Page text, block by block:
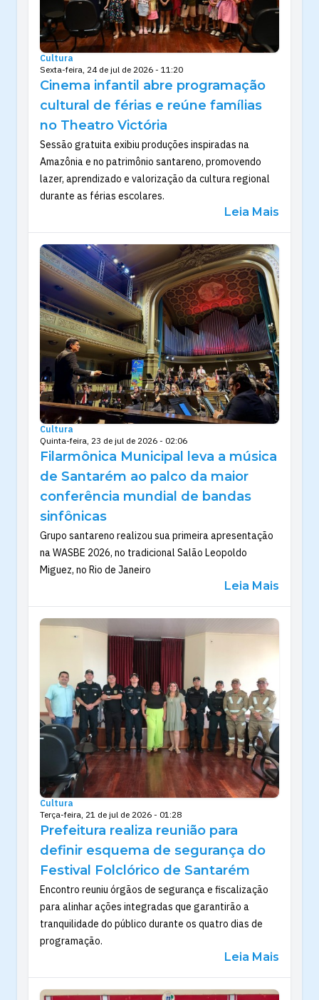
Cultura
Sexta-feira, 24 de jul de 2026 - 11:20
Cinema infantil abre programação
cultural de férias e reúne famílias
no Theatro Victória
Sessão gratuita exibiu produções inspiradas na
Amazônia e no patrimônio santareno, promovendo
lazer, aprendizado e valorização da cultura regional
durante as férias escolares.
Leia Mais
Cultura
Quinta-feira, 23 de jul de 2026 - 02:06
Filarmônica Municipal leva a música
de Santarém ao palco da maior
conferência mundial de bandas
sinfônicas
Grupo santareno realizou sua primeira apresentação
na WASBE 2026, no tradicional Salão Leopoldo
Miguez, no Rio de Janeiro
Leia Mais
Cultura
Terça-feira, 21 de jul de 2026 - 01:28
Prefeitura realiza reunião para
definir esquema de segurança do
Festival Folclórico de Santarém
Encontro reuniu órgãos de segurança e fiscalização
para alinhar ações integradas que garantirão a
tranquilidade do público durante os quatro dias de
programação.
Leia Mais